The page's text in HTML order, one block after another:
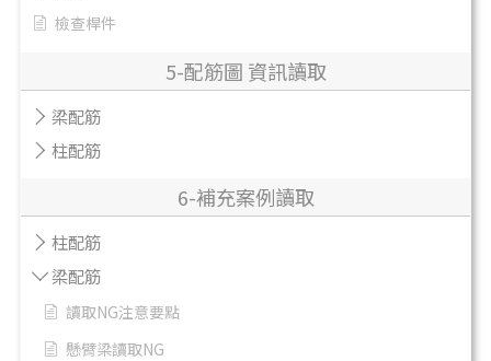
檢查桿件
5-配筋圖 資訊讀取
梁配筋
柱配筋
6-補充案例讀取
柱配筋
梁配筋
讀取NG注意要點
懸臂梁讀取NG